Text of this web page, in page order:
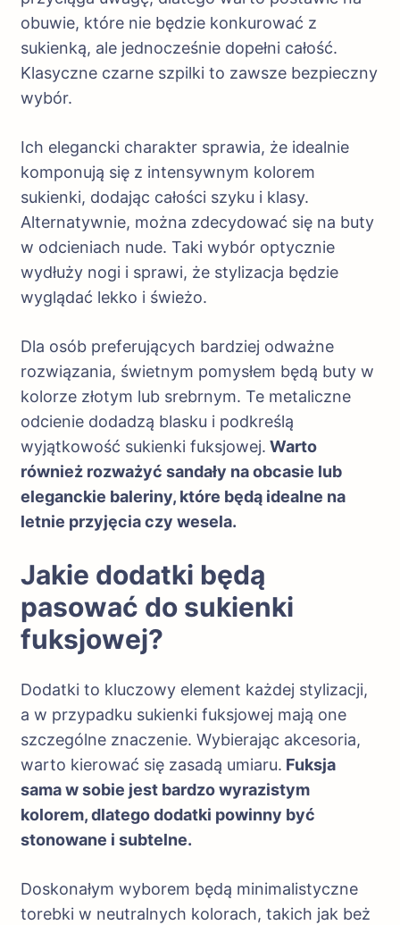
obuwie, które nie będzie konkurować z
sukienką, ale jednocześnie dopełni całość.
Klasyczne czarne szpilki to zawsze bezpieczny
wybór.
Ich elegancki charakter sprawia, że idealnie
komponują się z intensywnym kolorem
sukienki, dodając całości szyku i klasy.
Alternatywnie, można zdecydować się na buty
w odcieniach nude. Taki wybór optycznie
wydłuży nogi i sprawi, że stylizacja będzie
wyglądać lekko i świeżo.
Dla osób preferujących bardziej odważne
rozwiązania, świetnym pomysłem będą buty w
kolorze złotym lub srebrnym. Te metaliczne
odcienie dodadzą blasku i podkreślą
wyjątkowość sukienki fuksjowej. Warto
również rozważyć sandały na obcasie lub
eleganckie baleriny, które będą idealne na
letnie przyjęcia czy wesela.
Jakie dodatki będą
pasować do sukienki
fuksjowej?
Dodatki to kluczowy element każdej stylizacji,
a w przypadku sukienki fuksjowej mają one
szczególne znaczenie. Wybierając akcesoria,
warto kierować się zasadą umiaru. Fuksja
sama w sobie jest bardzo wyrazistym
kolorem, dlatego dodatki powinny być
stonowane i subtelne.
Doskonałym wyborem będą minimalistyczne
torebki w neutralnych kolorach, takich jak beż